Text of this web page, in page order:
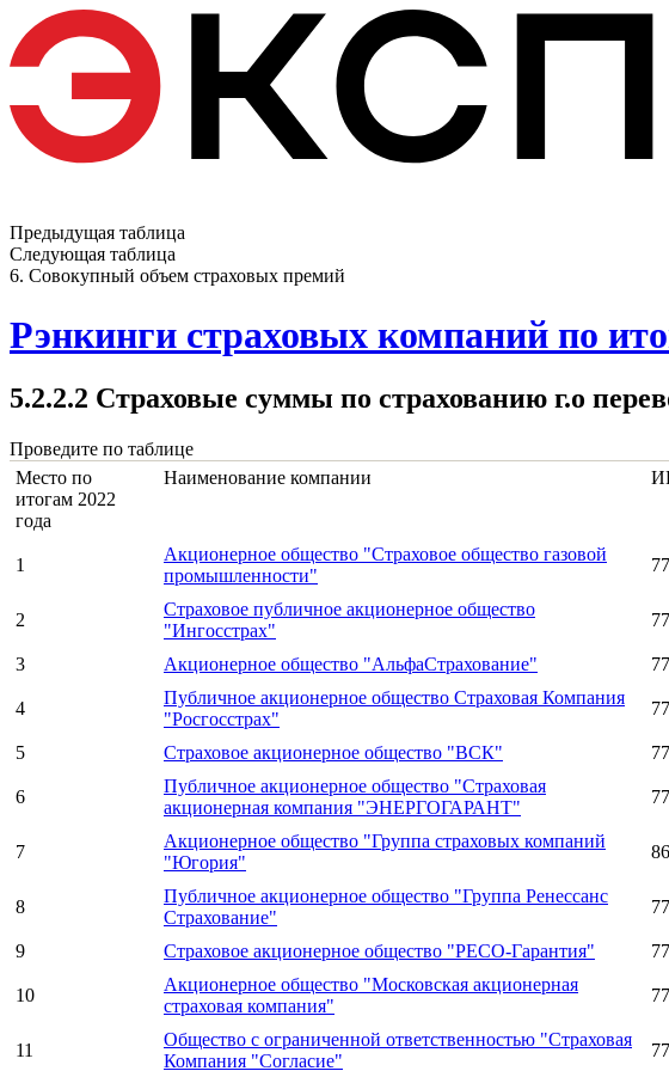
Предыдущая таблица
Следующая таблица
6. Совокупный объем страховых премий
Рэнкинги страховых компаний по
5.2.2.2 Страховые суммы по страхованию г.о
Проведите по таблице
Место по
итогам 2022
года
Наименование компании
1
Акционерное общество "Страховое общество газовой
промышленности"
2
Страховое публичное акционерное общество
"Ингосстрах"
3 Акционерное общество "АльфаСтрахование"
4
Публичное акционерное общество Страховая Компания
"Росгосстрах"
5 Страховое акционерное общество "ВСК"
6
Публичное акционерное общество "Страховая
акционерная компания "ЭНЕРГОГАРАНТ"
7
Акционерное общество "Группа страховых компаний
"Югория"
8
Публичное акционерное общество "Группа Ренессанс
Страхование"
9 Страховое акционерное общество "РЕСО-Гарантия"
10
Акционерное общество "Московская акционерная
страховая компания"
11
Общество с ограниченной ответственностью "Страховая
Компания "Согласие"